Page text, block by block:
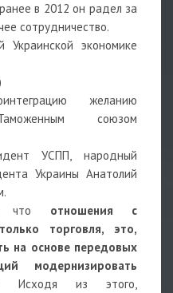
в 2012 он радел за
сотрудничество.
Украинской экономике
желанию
союзом
УСПП, народный
Украины Анатолий
что отношения с
торговля, это,
на основе передовых
модернизировать
Исходя из этого,